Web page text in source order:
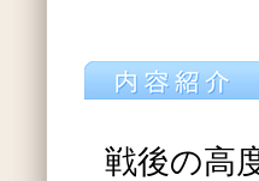
戦後の高